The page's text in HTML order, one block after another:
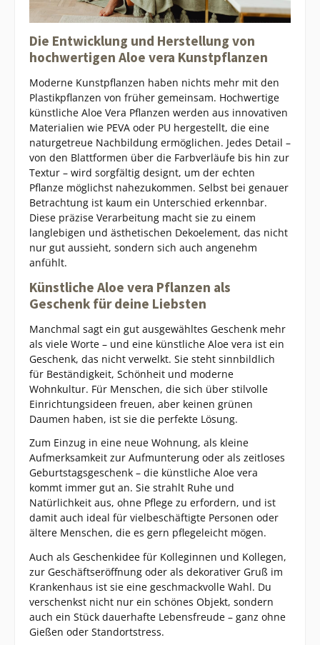
Die Entwicklung und Herstellung von
hochwertigen Aloe vera Kunstpflanzen
Moderne Kunstpflanzen haben nichts mehr mit den
Plastikpflanzen von früher gemeinsam. Hochwertige
künstliche Aloe Vera Pflanzen werden aus innovativen
Materialien wie PEVA oder PU hergestellt, die eine
naturgetreue Nachbildung ermöglichen. Jedes Detail –
von den Blattformen über die Farbverläufe bis hin zur
Textur – wird sorgfältig designt, um der echten
Pflanze möglichst nahezukommen. Selbst bei genauer
Betrachtung ist kaum ein Unterschied erkennbar.
Diese präzise Verarbeitung macht sie zu einem
langlebigen und ästhetischen Dekoelement, das nicht
nur gut aussieht, sondern sich auch angenehm
anfühlt.
Künstliche Aloe vera Pflanzen als
Geschenk für deine Liebsten
Manchmal sagt ein gut ausgewähltes Geschenk mehr
als viele Worte – und eine künstliche Aloe vera ist ein
Geschenk, das nicht verwelkt. Sie steht sinnbildlich
für Beständigkeit, Schönheit und moderne
Wohnkultur. Für Menschen, die sich über stilvolle
Einrichtungsideen freuen, aber keinen grünen
Daumen haben, ist sie die perfekte Lösung.
Zum Einzug in eine neue Wohnung, als kleine
Aufmerksamkeit zur Aufmunterung oder als zeitloses
Geburtstagsgeschenk – die künstliche Aloe vera
kommt immer gut an. Sie strahlt Ruhe und
Natürlichkeit aus, ohne Pflege zu erfordern, und ist
damit auch ideal für vielbeschäftigte Personen oder
ältere Menschen, die es gern pflegeleicht mögen.
Auch als Geschenkidee für Kolleginnen und Kollegen,
zur Geschäftseröffnung oder als dekorativer Gruß im
Krankenhaus ist sie eine geschmackvolle Wahl. Du
verschenkst nicht nur ein schönes Objekt, sondern
auch ein Stück dauerhafte Lebensfreude – ganz ohne
Gießen oder Standortstress.